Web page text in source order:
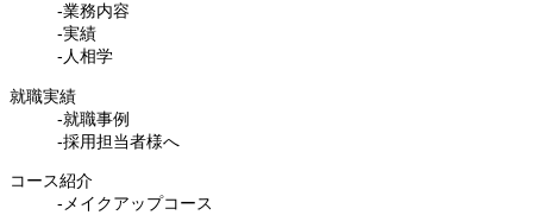
-業務内容
-実績
-人相学
就職実績
-就職事例
-採用担当者様へ
コース紹介
-メイクアップコース